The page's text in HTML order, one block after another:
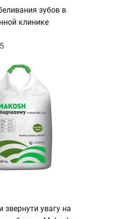
зубов в
клинике
звернути увагу на